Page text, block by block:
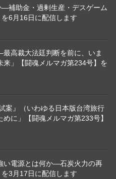
―補助金・過剰生産・デスゲーム
6月16日に配信します
高裁大法廷判断を前に、いま
来」【闘魂メルマガ第234号】を
案』（いわゆる日本版台湾旅行
に」【闘魂メルマガ第233号】
い電源とは何か―石炭火力の再
3月17日に配信します